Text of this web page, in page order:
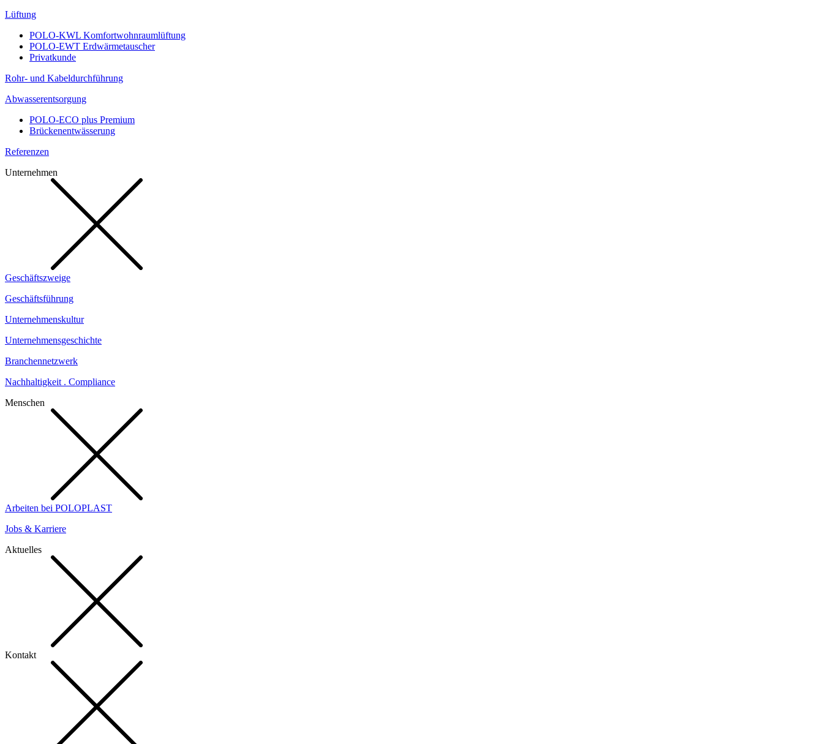
Lüftung
POLO-KWL Komfortwohnraumlüftung
POLO-EWT Erdwärmetauscher
Privatkunde
Rohr- und Kabeldurchführung
Abwasserentsorgung
POLO-ECO plus Premium
Brückenentwässerung
Referenzen
Unternehmen
Geschäftszweige
Geschäftsführung
Unternehmenskultur
Unternehmensgeschichte
Branchennetzwerk
Nachhaltigkeit . Compliance
Menschen
Arbeiten bei POLOPLAST
Jobs & Karriere
Aktuelles
Kontakt